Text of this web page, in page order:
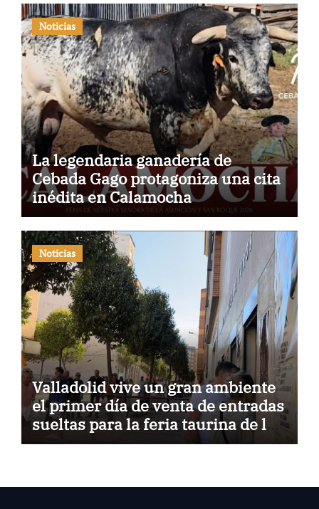
Noticias
La legendaria ganadería de
Cebada Gago protagoniza una cita
inédita en Calamocha
Noticias
Valladolid vive un gran ambiente
el primer día de venta de entradas
sueltas para la feria taurina de la
Virgen de San Lorenzo